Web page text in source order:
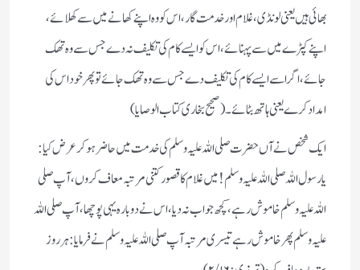
بھائی ہیں یعنی لونڈی، غلام اور خدمت گار، اس کو وہ اپنے کھانے میں سے کھلائے،
اپنے کپڑے میں سے پہنائے، اس کو ایسے کام کی تکلیف نہ دے جس سے وہ تھک
جائے، اگر اسے ایسے کام کی تکلیف دے جس سے وہ تھک جائے تو پھر خود اس کی
امداد کرے یعنی ہاتھ بٹائے ۔ (صحیح بخاری کتاب الوصایا)
ایک شخص نے آں حضرت صلی اللہ علیہ وسلم کی خدمت میں حاضر ہو کر عرض کیا:
یارسول اللہ صلی اللہ علیہ وسلم ! میں غلام کا قصور کتنی مرتبہ معاف کروں، آپ صلی
اللہ علیہ وسلم خاموش رہے، کچھ جواب نہ دیا، اس نے دوبارہ یہی پوچھا، آپ صلی اللہ
علیہ وسلم پھر خاموش رہے تیسری مرتبہ آپ صلی اللہ علیہ وسلم نے فرمایا: ہر روز